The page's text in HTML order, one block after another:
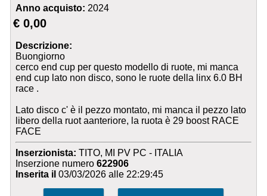
Anno acquisto: 2024
€ 0,00
Descrizione:
Buongiorno
cerco end cup per questo modello di ruote, mi manca
end cup lato non disco, sono le ruote della linx 6.0 BH
race .
Lato disco c' è il pezzo montato, mi manca il pezzo lato
libero della ruot aanteriore, la ruota è 29 boost RACE
FACE
Inserzionista: TITO, MI PV PC - ITALIA
Inserzione numero622906
Inserita il 03/03/2026 alle 22:29:45